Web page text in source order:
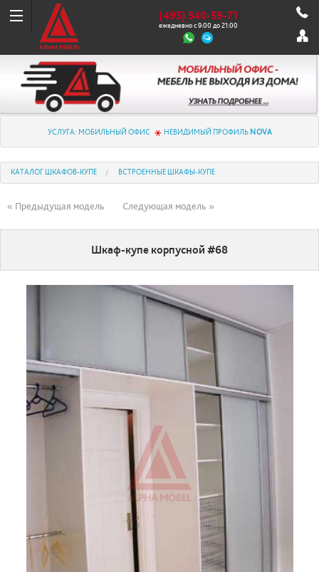
(495) 540-59-71
ежедневно с 9:00 до 21:00
УСЛУГА: МОБИЛЬНЫЙ ОФИС НЕВИДИМЫЙ ПРОФИЛЬ NOVA
КАТАЛОГ ШКАФОВ-КУПЕ ВСТРОЕННЫЕ ШКАФЫ-КУПЕ
« Предыдущая модель Следующая модель »
Шкаф-купе корпусной #68